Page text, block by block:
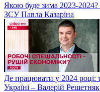
Якою буде зима 2023-2024?
ЗСУ Павла Казаріна
Де працювати у 2024 році:
Україні – Валерій Решетняк